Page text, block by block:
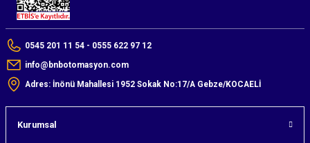
0545 201 11 54 - 0555 622 97 12
info@bnbotomasyon.com
Adres: İnönü Mahallesi 1952 Sokak No:17/A Gebze/KOCAELİ
Kurumsal